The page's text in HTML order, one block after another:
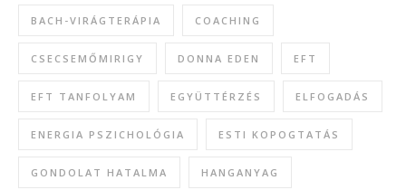
BACH-VIRÁGTERÁPIA COACHING
CSECSEMŐMIRIGY DONNA EDEN EFT
EFT TANFOLYAM EGYÜTTÉRZÉS ELFOGADÁS
ENERGIA PSZICHOLÓGIA ESTI KOPOGTATÁS
GONDOLAT HATALMA HANGANYAG